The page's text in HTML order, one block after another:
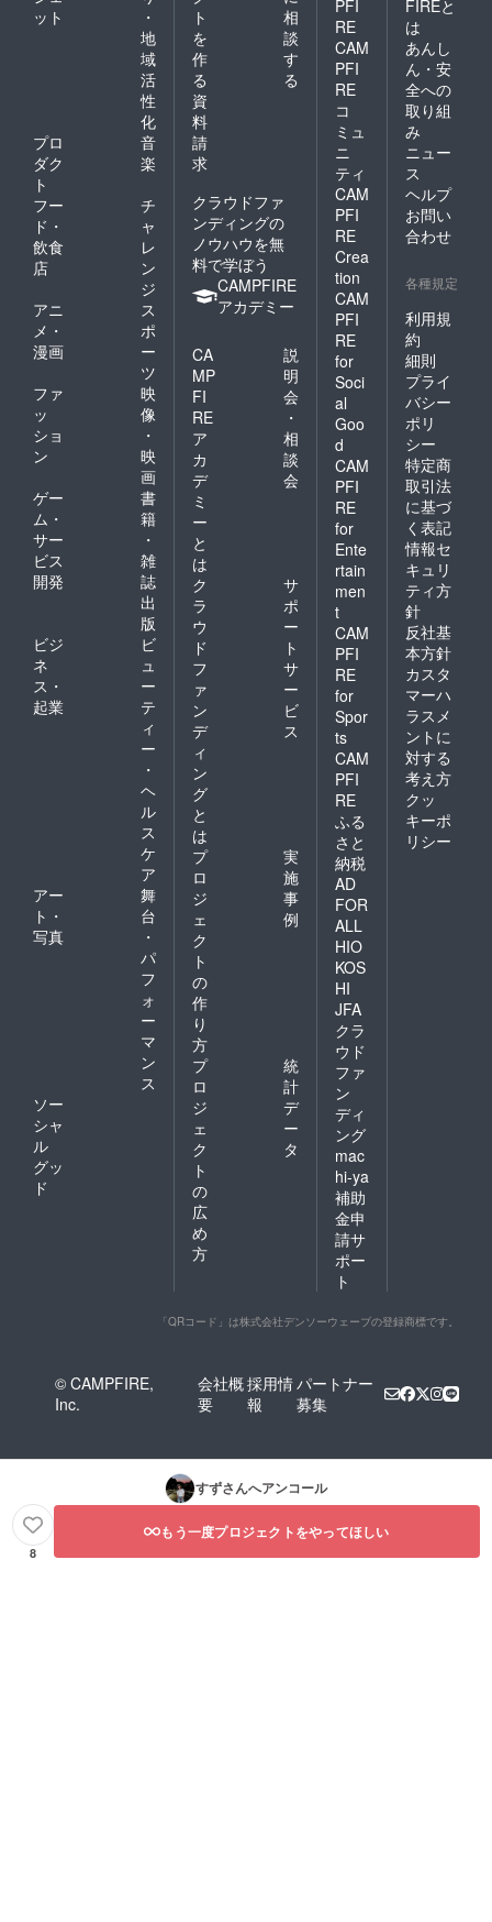
ット
・
地
域
活
性
化
プロ
ダク
ト
音
楽
フー
ド・
飲食
店
チ
ャ
レ
ン
ジ
アニ
メ・
漫画
ス
ポ
ー
ツ
ファ
ッ
ショ
ン
映
像
・
映
画
ゲー
ム・
サー
ビス
開発
書
籍
・
雑
誌
出
版
ビジ
ネ
ス・
起業
ビ
ュ
ー
テ
ィ
ー
・
ヘ
ル
ス
ケ
ア
アー
ト・
写真
舞
台
・
パ
フ
ォ
ー
マ
ン
ス
ソー
シャ
ル
グッ
ド
ト
を
作
る
相
談
す
る
資
料
請
求
クラウドファ
ンディングの
ノウハウを無
料で学ぼう
CAMPFIRE
アカデミー
CA
MP
FI
RE
ア
カ
デ
ミ
ー
と
は
説
明
会
・
相
談
会
ク
ラ
ウ
ド
フ
ァ
ン
デ
ィ
ン
グ
と
は
サ
ポ
ー
ト
サ
ー
ビ
ス
プ
ロ
ジ
ェ
ク
ト
の
作
り
方
実
施
事
例
プ
ロ
ジ
ェ
ク
ト
の
広
め
方
統
計
デ
ー
タ
PFI
RE
CAM
PFI
RE
コ
ミュ
ニ
ティ
CAM
PFI
RE
Crea
tion
CAM
PFI
RE
for
Soci
al
Goo
d
CAM
PFI
RE
for
Ente
rtain
men
t
CAM
PFI
RE
for
Spor
ts
CAM
PFI
RE
ふる
さと
納税
AD
FOR
ALL
HIO
KOS
HI
JFA
クラ
ウド
ファ
ン
ディ
ング
mac
hi-ya
補助
金申
請サ
ポー
ト
FIREと
は
あんし
ん・安
全への
取り組
み
ニュー
ス
ヘルプ
お問い
合わせ
各種規定
利用規
約
細則
プライ
バシー
ポリ
シー
特定商
取引法
に基づ
く表記
情報セ
キュリ
ティ方
針
反社基
本方針
カスタ
マーハ
ラスメ
ントに
対する
考え方
クッ
キーポ
リシー
「QRコード」は株式会社デンソーウェーブの登録商標です。
© CAMPFIRE,
Inc.
会社概
要
採用情
報
パートナー
募集
すずさんへアンコール
8
もう一度プロジェクトをやってほしい